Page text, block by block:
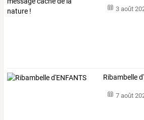
3 août
Ribambelle
7 août